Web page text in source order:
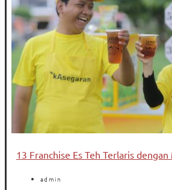
13 Franchise Es Teh Terlaris
admin